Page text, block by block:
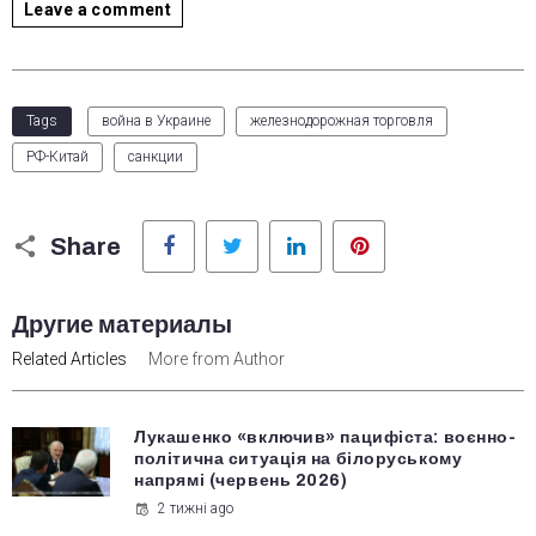
Leave a comment
Tags война в Украине железнодорожная торговля
РФ-Китай санкции
Share
Facebook Twitter LinkedIn
Другие материалы
Related Articles More from Author
Лукашенко «включив» пацифіста: воєнно-
політична ситуація на білоруському
напрямі (червень 2026)
2 тижні ago